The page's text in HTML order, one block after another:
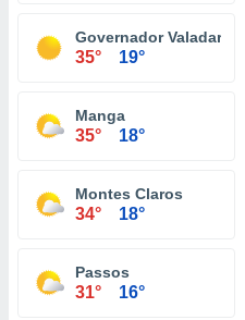
Governador Valadares
35° 19°
Manga
35° 18°
Montes Claros
34° 18°
Passos
31° 16°